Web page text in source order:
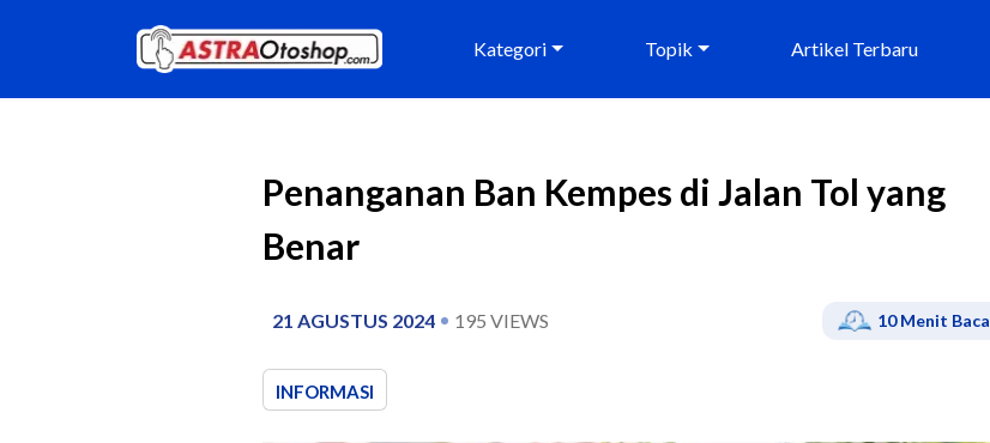
Kategori Topik Artikel Terbaru
Penanganan Ban Kempes di Jalan Tol yang
Benar
21 AGUSTUS 2024 195 VIEWS 10Menit Baca
INFORMASI